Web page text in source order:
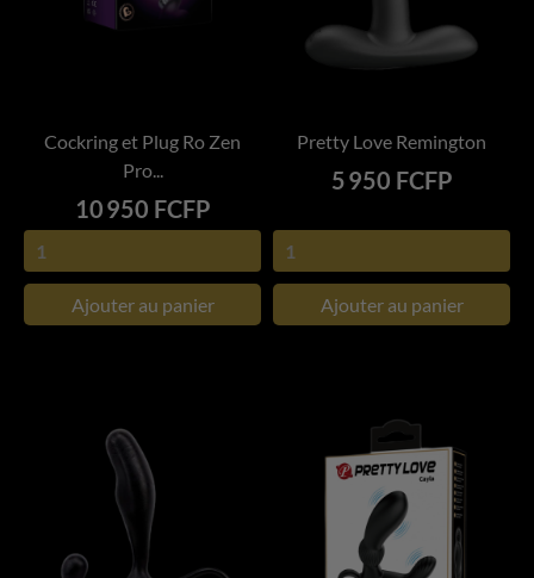
Cockring et Plug Ro Zen
Pro...
Prix
10 950 FCFP
Ajouter au panier
Pretty Love Remington
Prix
5 950 FCFP
Ajouter au panier